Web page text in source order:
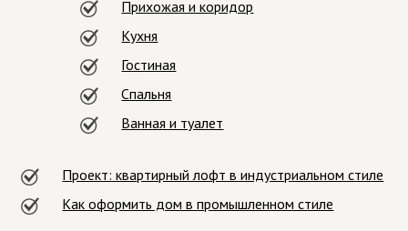
Прихожая и коридор
Кухня
Гостиная
Спальня
Ванная и туалет
Проект: квартирный лофт в индустриальном стиле
Как оформить дом в промышленном стиле